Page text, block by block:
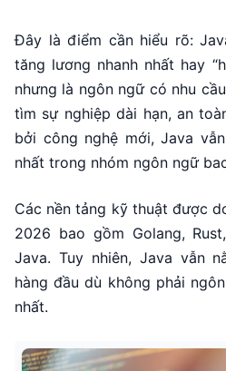
Đây là điểm cần hiểu rõ:
tăng lương nhanh nhất hay
nhưng là ngôn ngữ có nhu
tìm sự nghiệp dài hạn, an
bởi công nghệ mới, Java
nhất trong nhóm ngôn ngữ
Các nền tảng kỹ thuật được
2026 bao gồm Golang,
Java. Tuy nhiên, Java vẫn
hàng đầu dù không phải
nhất.